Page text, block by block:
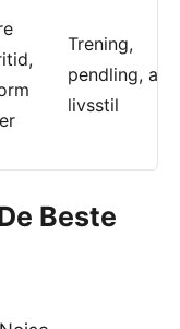
Trening,
pendling,
livsstil
Beste